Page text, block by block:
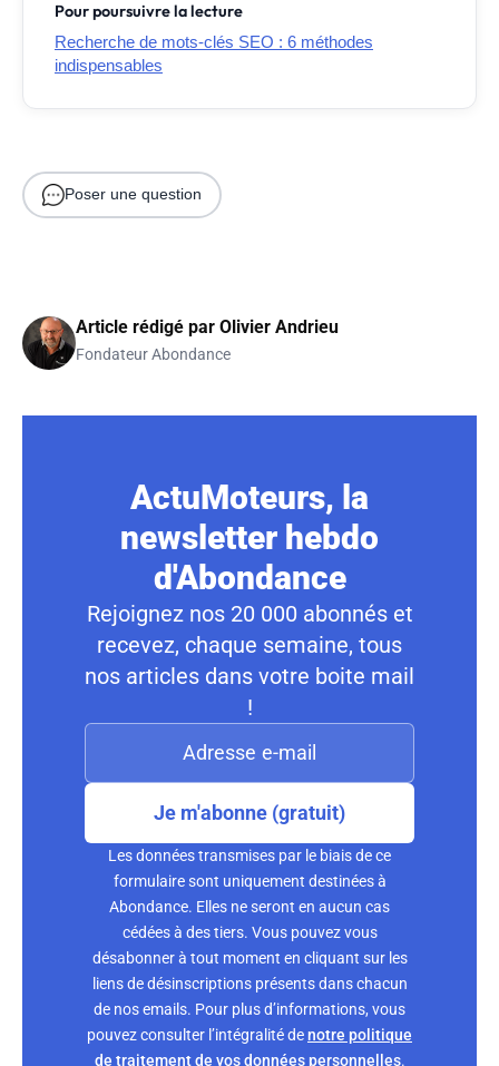
Pour poursuivre la lecture
Recherche de mots-clés SEO : 6 méthodes
indispensables
Poser une question
Article rédigé par Olivier Andrieu
Fondateur Abondance
ActuMoteurs, la
newsletter hebdo
d'Abondance
Rejoignez nos 20 000 abonnés et
recevez, chaque semaine, tous
nos articles dans votre boite mail
!
Je m'abonne (gratuit)
Les données transmises par le biais de ce
formulaire sont uniquement destinées à
Abondance. Elles ne seront en aucun cas
cédées à des tiers. Vous pouvez vous
désabonner à tout moment en cliquant sur les
liens de désinscriptions présents dans chacun
de nos emails. Pour plus d’informations, vous
pouvez consulter l’intégralité denotre politique
de traitement de vos données personnelles.